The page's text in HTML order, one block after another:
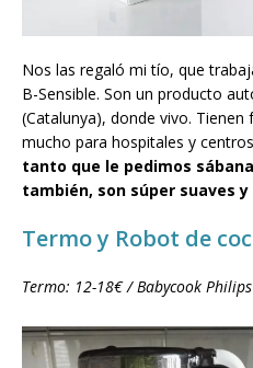
Nos las regaló mi tío, que
B-Sensible. Son un producto
(Catalunya), donde vivo.
mucho para hospitales y
tanto que le pedimos
también, son súper suaves
Termoy Robot de
Termo: 12-18€ / Babycook